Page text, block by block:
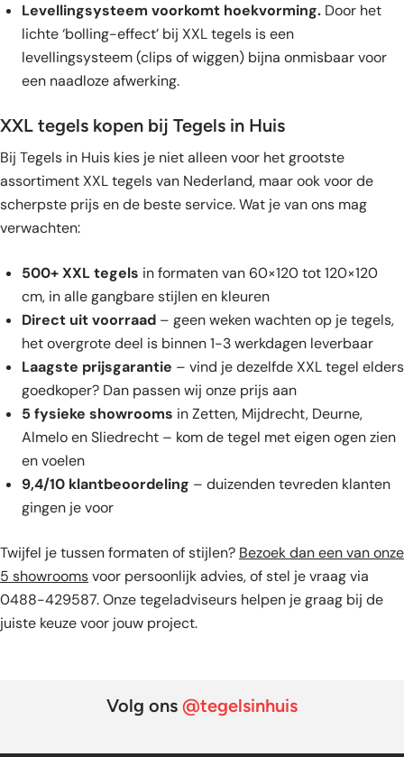
Levellingsysteem voorkomt hoekvorming. Door het
lichte ‘bolling-effect’ bij XXL tegels is een
levellingsysteem (clips of wiggen) bijna onmisbaar voor
een naadloze afwerking.
XXL tegels kopen bij Tegels in Huis
Bij Tegels in Huis kies je niet alleen voor het grootste
assortiment XXL tegels van Nederland, maar ook voor de
scherpste prijs en de beste service. Wat je van ons mag
verwachten:
500+ XXL tegels in formaten van 60×120 tot 120×120
cm, in alle gangbare stijlen en kleuren
Direct uit voorraad – geen weken wachten op je tegels,
het overgrote deel is binnen 1-3 werkdagen leverbaar
Laagste prijsgarantie – vind je dezelfde XXL tegel elders
goedkoper? Dan passen wij onze prijs aan
5 fysieke showrooms in Zetten, Mijdrecht, Deurne,
Almelo en Sliedrecht – kom de tegel met eigen ogen zien
en voelen
9,4/10 klantbeoordeling – duizenden tevreden klanten
gingen je voor
Twijfel je tussen formaten of stijlen? Bezoek dan een van onze
5 showroomsvoor persoonlijk advies, of stel je vraag via
0488-429587. Onze tegeladviseurs helpen je graag bij de
juiste keuze voor jouw project.
Volg ons @tegelsinhuis